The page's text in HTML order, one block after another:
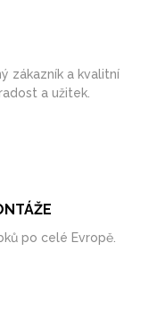
zákazník a kvalitní
a užitek.
po celé Evropě.